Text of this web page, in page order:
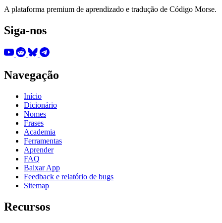
A plataforma premium de aprendizado e tradução de Código Morse.
Siga-nos
Navegação
Início
Dicionário
Nomes
Frases
Academia
Ferramentas
Aprender
FAQ
Baixar App
Feedback e relatório de bugs
Sitemap
Recursos